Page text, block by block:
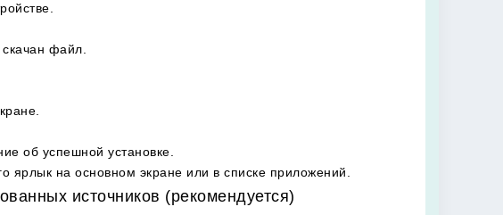
файл.
об успешной установке.
ярлык на основном экране или в списке приложений.
источников (рекомендуется)